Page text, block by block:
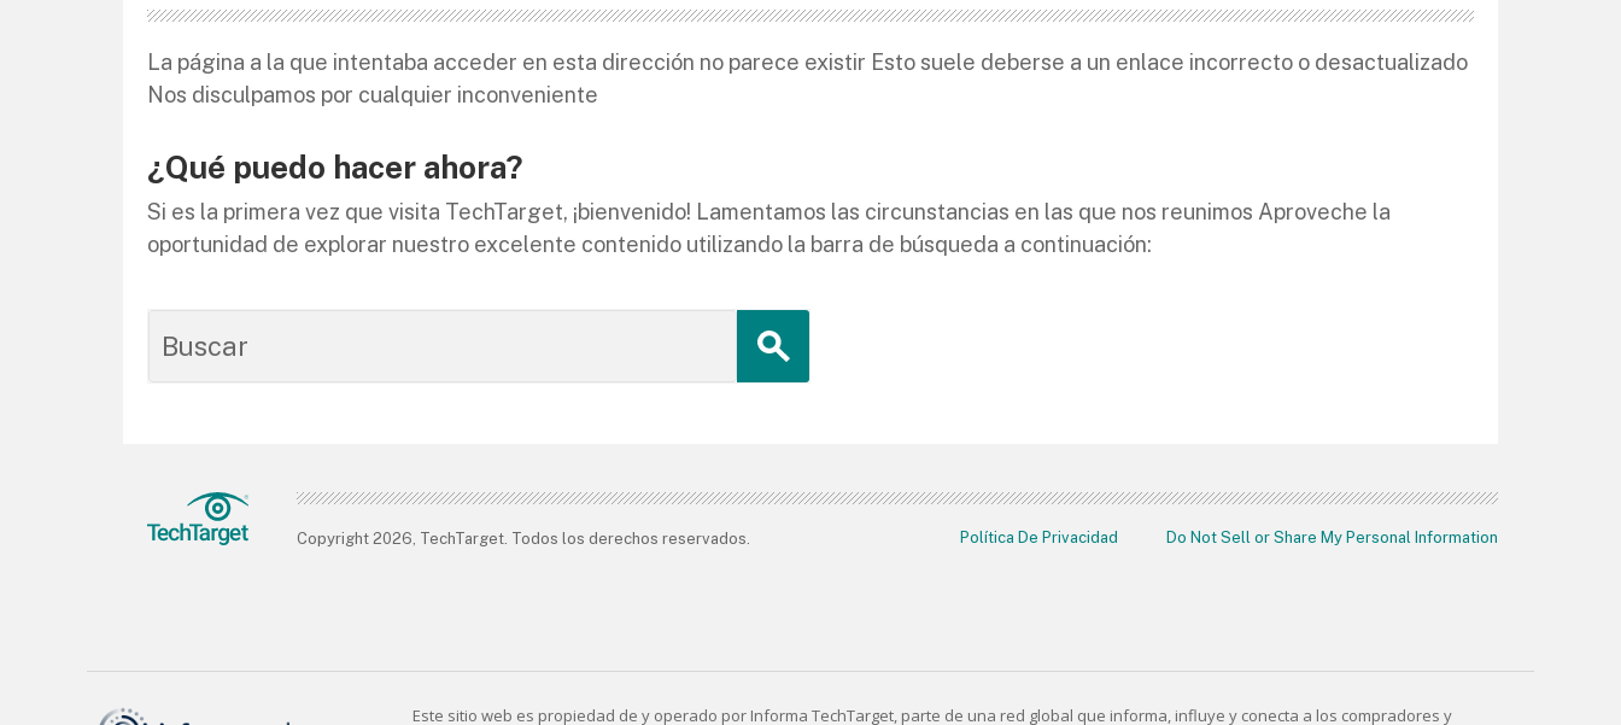
La página a la que intentaba acceder en esta dirección no parece existir Esto suele deberse a un enlace incorrecto o desactualizado
Nos disculpamos por cualquier inconveniente
¿Qué puedo hacer ahora?
Si es la primera vez que visita TechTarget, ¡bienvenido! Lamentamos las circunstancias en las que nos reunimos Aproveche la
oportunidad de explorar nuestro excelente contenido utilizando la barra de búsqueda a continuación:
Copyright 2026, TechTarget. Todos los derechos reservados. Política De Privacidad Do Not Sell or Share My Personal Information